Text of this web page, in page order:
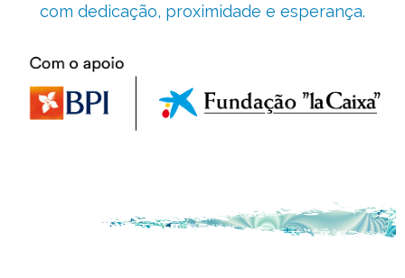
com dedicação, proximidade e esperança.